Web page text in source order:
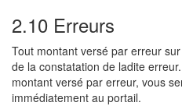
2.10 Erreurs
Tout montant versé par erreur
de la constatation de ladite
montant versé par erreur, vous
immédiatement au portail.